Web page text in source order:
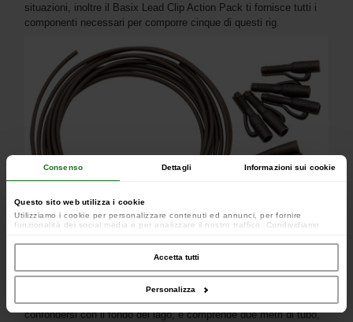
Consenso Dettagli Informazioni sui cookie
Questo sito web utilizza i cookie
Utilizziamo i cookie per personalizzare contenuti ed annunci, per fornire
funzionalità dei social media e per analizzare il nostro traffico. Condividiamo
occupano di analisi dei dati web, pubblicità e social media, i quali potrebbero
combinarle con altre informazioni che hai fornito loro o che hanno raccolto dal
Accetta tutti
Personalizza
situazioni, inoltre il Basix Lead Clip Action Pack ti fornisce tutti i
componenti necessari per comporre cinque di questi rig.
confondersi con il fondo del lago, e comprende due metri di tubo,